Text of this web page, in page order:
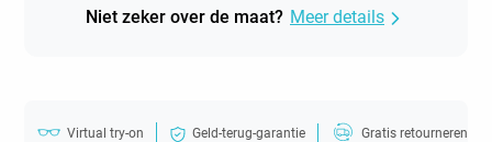
Niet zeker over de maat? Meer details
Virtual try-on Geld-terug-garantie Gratis retourneren